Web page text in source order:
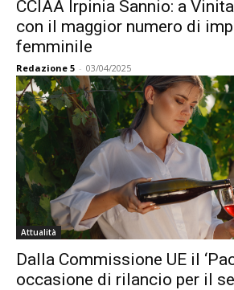
CCIAA Irpinia Sannio: a
con il maggior numero di
femminile
Redazione 5 - 03/04/2025
Attualità
Dalla Commissione UE il
occasione di rilancio per il